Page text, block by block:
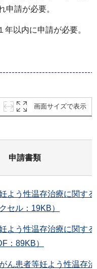
申請が必要。
以内に申請が必要。
画面サイズで表示
申請書類
よう性温存治療に関す
セル：19KB）
よう性温存治療に関す
：89KB）
ん患者等妊よう性温存